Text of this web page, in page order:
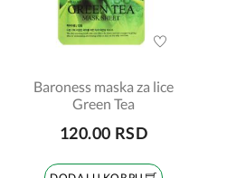
Baroness maska za lice
Green Tea
120.00 RSD